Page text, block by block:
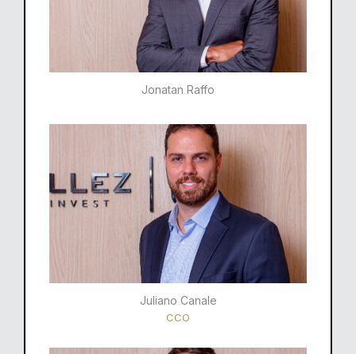
Jonatan Raffo
Juliano Canale
CCO